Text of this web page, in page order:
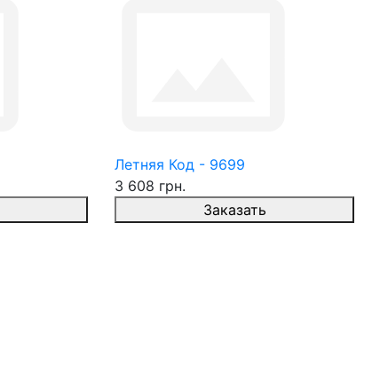
Летняя Код - 9699
3 608 грн.
Заказать